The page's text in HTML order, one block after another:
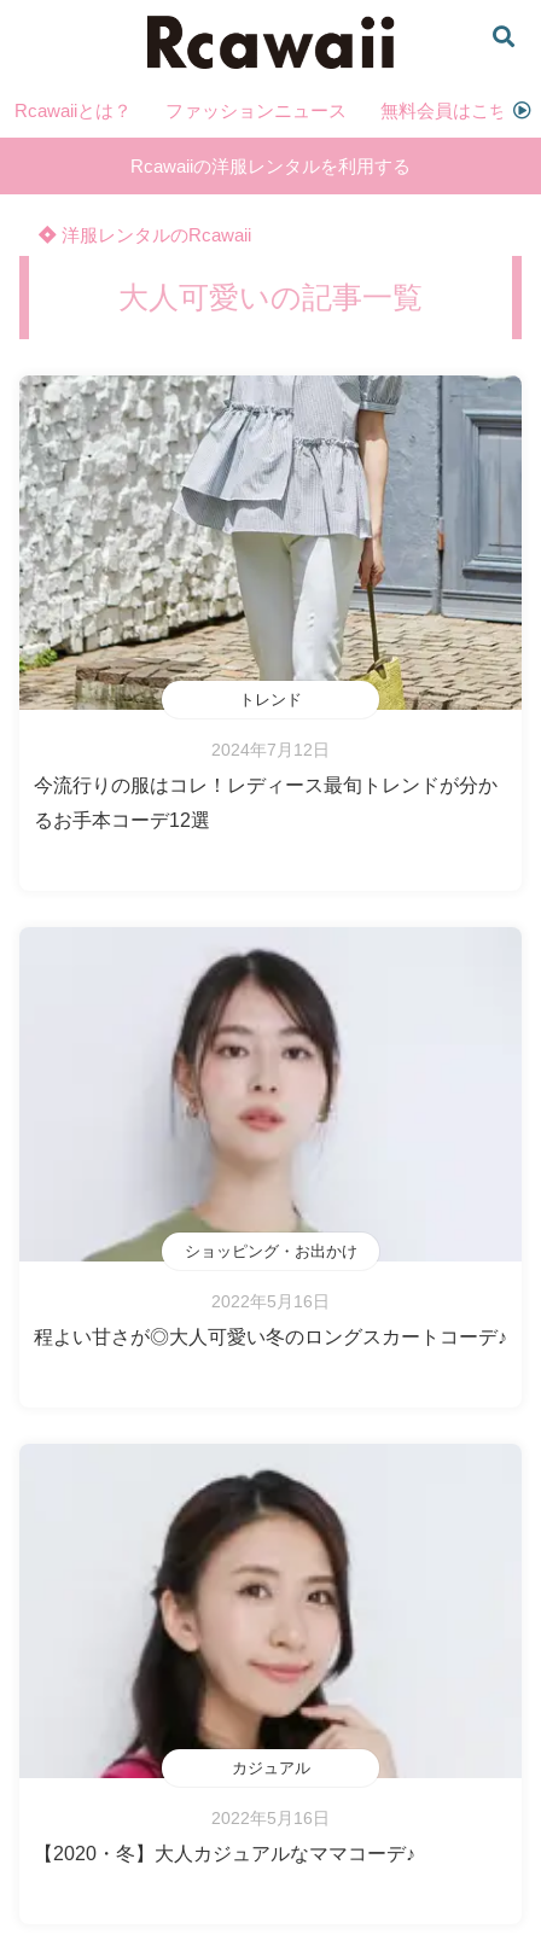
Rcawaiiとは？ ファッションニュース 無料会員はこちら
Rcawaiiの洋服レンタルを利用する
洋服レンタルのRcawaii
大人可愛いの記事一覧
トレンド
2024年7月12日
今流行りの服はコレ！レディース最旬トレンドが分か
るお手本コーデ12選
ショッピング・お出かけ
2022年5月16日
程よい甘さが◎大人可愛い冬のロングスカートコーデ♪
カジュアル
2022年5月16日
【2020・冬】大人カジュアルなママコーデ♪